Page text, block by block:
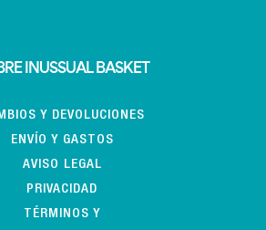
INUSSUAL BASKET
Y DEVOLUCIONES
ENVÍO Y GASTOS
AVISO LEGAL
PRIVACIDAD
TÉRMINOS Y